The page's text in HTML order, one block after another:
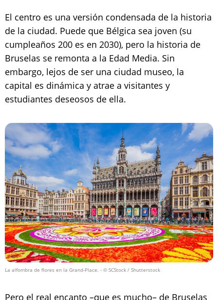
El centro es una versión condensada de la historia
de la ciudad. Puede que Bélgica sea joven (su
cumpleaños 200 es en 2030), pero la historia de
Bruselas se remonta a la Edad Media. Sin
embargo, lejos de ser una ciudad museo, la
capital es dinámica y atrae a visitantes y
estudiantes deseosos de ella.
La alfombra de flores en la Grand-Place. - © SCStock / Shutterstock
Pero el real encanto –que es mucho– de Bruselas